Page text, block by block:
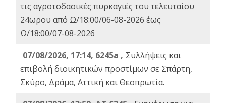
τις αγροτοδασικές πυρκαγιές του τελευταίου
24ωρου από Ω/18:00/06-08-2026 έως
Ω/18:00/07-08-2026
07/08/2026, 17:14, 6245a , Συλλήψεις και
επιβολή διοικητικών προστίμων σε Σπάρτη,
Σκύρο, Δράμα, Αττική και Θεσπρωτία.